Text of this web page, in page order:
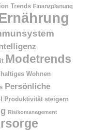
Trends Finanzplanung
Modetrends
Wohnen
Persönliche
Produktivität steigern
Risikomanagement